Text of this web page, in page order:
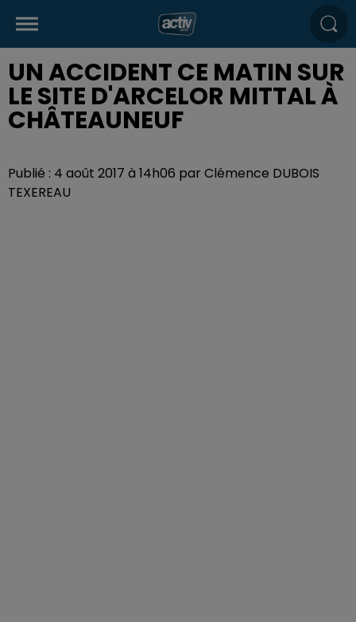
UN ACCIDENT CE MATIN SUR
LE SITE D'ARCELOR MITTAL À
CHÂTEAUNEUF
Publié : 4 août 2017 à 14h06 par Clémence DUBOIS
TEXEREAU